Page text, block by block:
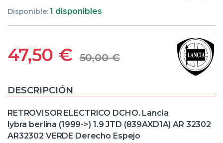
Disponible:1 disponibles
47,50 € 50,00€
DESCRIPCIÓN
RETROVISOR ELECTRICO DCHO. Lancia
lybra berlina (1999->) 1.9 JTD (839AXD1A) AR 32302
AR32302 VERDE Derecho Espejo